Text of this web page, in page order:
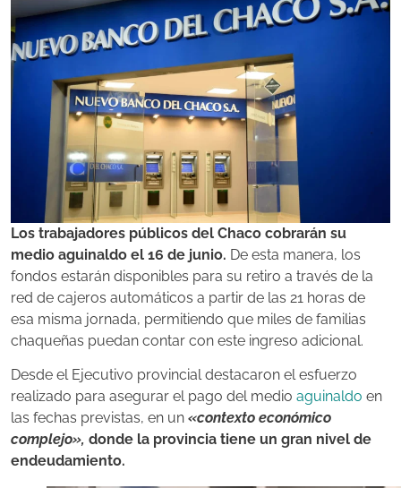
Los trabajadores públicos del Chaco cobrarán su
medio aguinaldo el 16 de junio. De esta manera, los
fondos estarán disponibles para su retiro a través de la
red de cajeros automáticos a partir de las 21 horas de
esa misma jornada, permitiendo que miles de familias
chaqueñas puedan contar con este ingreso adicional.
Desde el Ejecutivo provincial destacaron el esfuerzo
realizado para asegurar el pago del medio aguinaldo en
las fechas previstas, en un «contexto económico
complejo», donde la provincia tiene un gran nivel de
endeudamiento.